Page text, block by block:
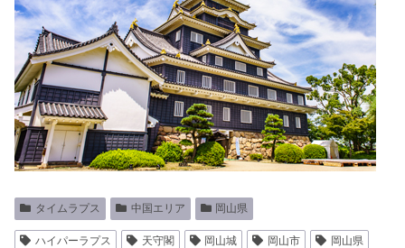
タイムラプス 中国エリア 岡山県
ハイパーラプス 天守閣 岡山城 岡山市 岡山県